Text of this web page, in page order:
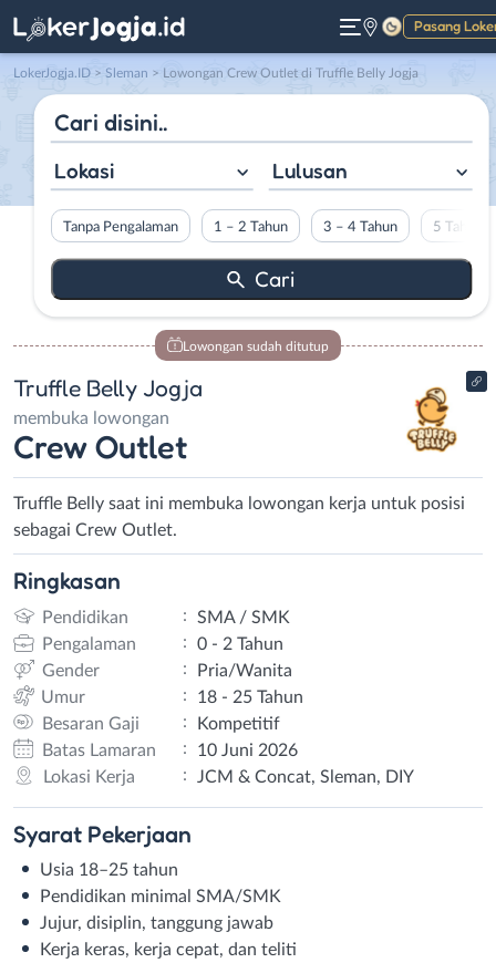
Pasang
Gelap
LokerJogja.ID > Sleman > Lowongan Crew Outlet di Truffle Belly Jogja
Lokasi Lulusan
Tanpa Pengalaman 1 – 2 Tahun 3 – 4 Tahun 5 Tahun
Lowongan sudah ditutup
Truffle Belly Jogja
membuka lowongan
Crew Outlet
Truffle Belly saat ini membuka lowongan kerja untuk posisi
sebagai Crew Outlet.
Ringkasan
Pendidikan :
SMA / SMK
Pengalaman
:
0 - 2 Tahun
Gender
:
Pria/Wanita
Umur
:
18 - 25 Tahun
Besaran Gaji
:
Kompetitif
Batas Lamaran
:
10 Juni 2026
Lokasi Kerja
: JCM & Concat, Sleman, DIY
Syarat Pekerjaan
Usia 18–25 tahun
Pendidikan minimal SMA/SMK
Jujur, disiplin, tanggung jawab
Kerja keras, kerja cepat, dan teliti